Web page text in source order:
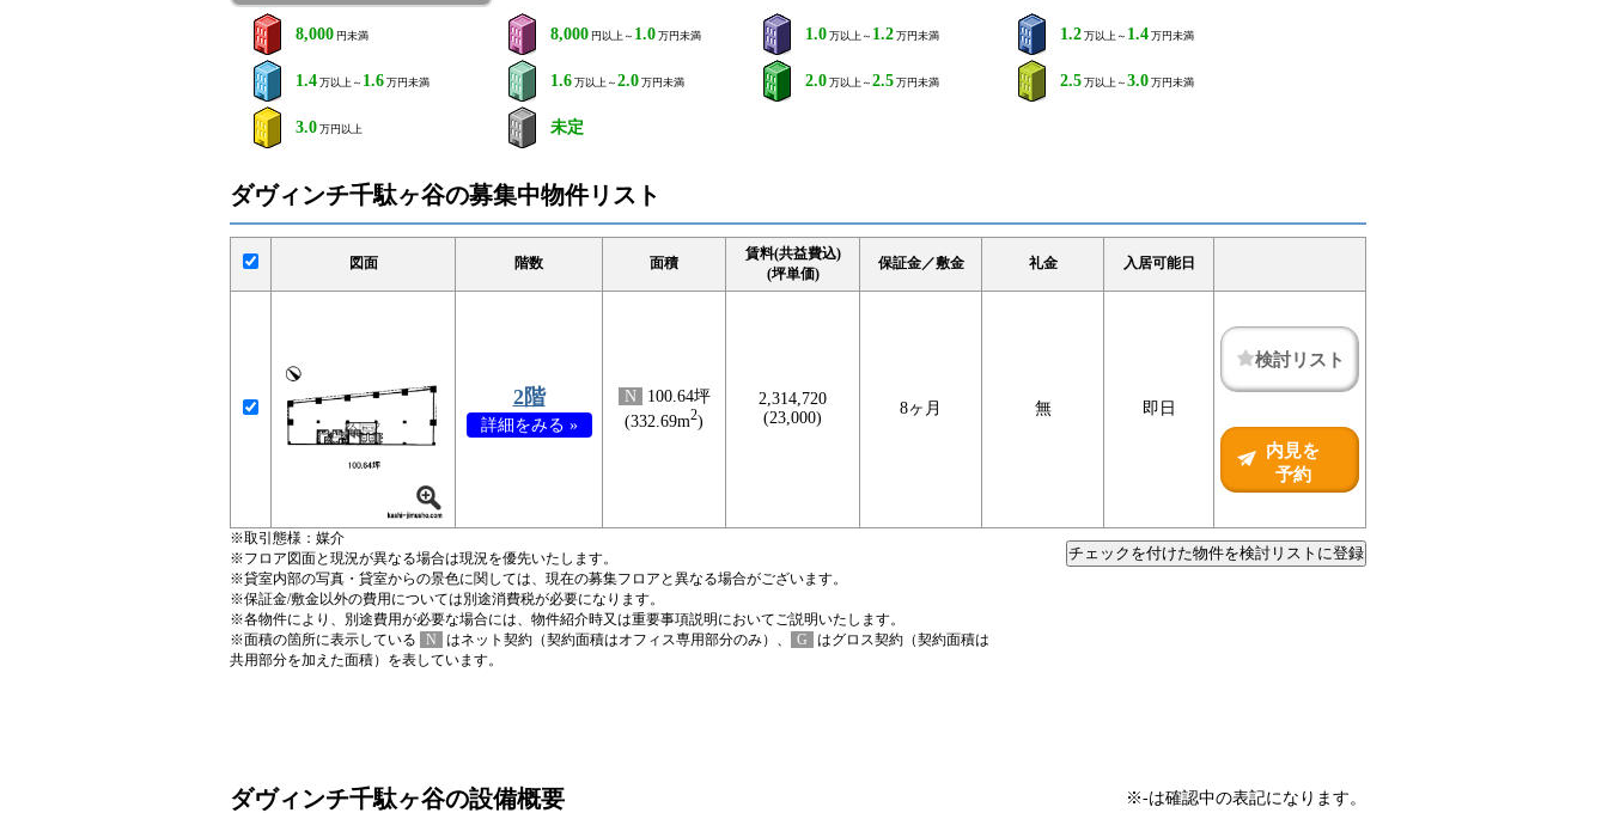
8,000 円未満 8,000 円以上～ 1.0 万円未満 1.0 万以上～ 1.2 万円未満 1.2 万以上～ 1.4 万円未満
1.4 万以上～ 1.6 万円未満 1.6 万以上～ 2.0 万円未満 2.0 万以上～ 2.5 万円未満 2.5 万以上～ 3.0 万円未満
3.0 万円以上 未定
ダヴィンチ千駄ヶ谷の募集中物件リスト
図面 階数 面積
賃料(共益費込)
(坪単価)
保証金／敷金 礼金 入居可能日
2階
詳細をみる »
N
100.64坪
(332.69m2)
2,314,720
(23,000)
8ヶ月 無 即日
検討リスト
内見を
予約
※取引態様：媒介
※フロア図面と現況が異なる場合は現況を優先いたします。
※貸室内部の写真・貸室からの景色に関しては、現在の募集フロアと異なる場合がございます。
※保証金/敷金以外の費用については別途消費税が必要になります。
※各物件により、別途費用が必要な場合には、物件紹介時又は重要事項説明においてご説明いたします。
※面積の箇所に表示している
N はネット契約（契約面積はオフィス専用部分のみ）、 G
はグロス契約（契約面積は
共用部分を加えた面積）を表しています。
チェックを付けた物件を検討リストに登録
ダヴィンチ千駄ヶ谷の設備概要 ※-は確認中の表記になります。